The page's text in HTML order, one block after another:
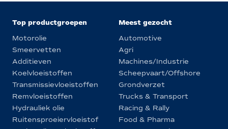
Top productgroepen
Motorolie
Smeervetten
Additieven
Koelvloeistoffen
Transmissievloeistoffen
Remvloeistoffen
Hydrauliek olie
Ruitensproeiervloeistof
Meest gezocht
Automotive
Agri
Machines/Industrie
Scheepvaart/Offshore
Grondverzet
Trucks & Transport
Racing & Rally
Food & Pharma